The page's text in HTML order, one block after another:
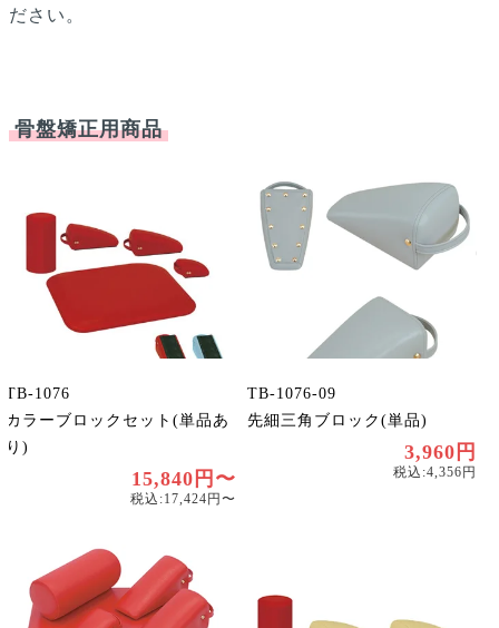
ださい。
骨盤矯正用商品
TB-1076
カラーブロックセット(単品あ
り)
15,840円〜
税込:17,424円〜
TB-1076-09
先細三角ブロック(単品)
3,960円
税込:4,356円